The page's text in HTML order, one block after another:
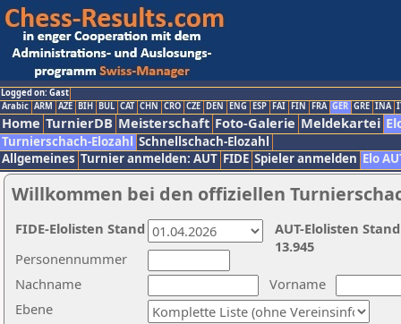
Logged on: Gast
Arabic ARM AZE BIH BUL CAT CHN CRO CZE DEN ENG ESP FAI FIN FRA GER GRE INA
Home TurnierDB Meisterschaft Foto-Galerie Meldekartei
Turnierschach-Elozahl Schnellschach-Elozahl
Allgemeines Turnier anmelden: AUT FIDE Spieler anmelden Elo
Willkommen bei den offiziellen
Nachname
Vorname
Ebene
Personennummer
AUT-Elolisten
13.945
FIDE-Elolisten Stand